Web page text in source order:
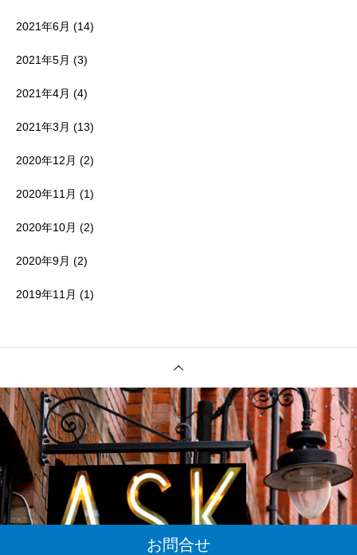
2021年6月 (14)
2021年5月 (3)
2021年4月 (4)
2021年3月 (13)
2020年12月 (2)
2020年11月 (1)
2020年10月 (2)
2020年9月 (2)
2019年11月 (1)
お問合せ